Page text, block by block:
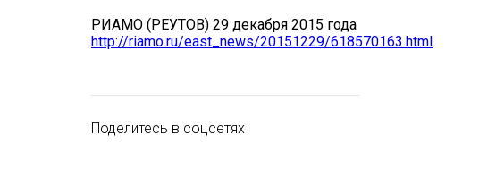
РИАМО (РЕУТОВ) 29 декабря 2015 года
http://riamo.ru/east_news/20151229/618570163.html
Поделитесь в соцсетях